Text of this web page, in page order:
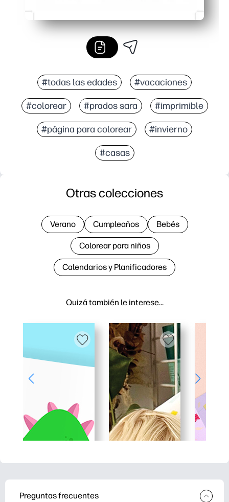
#todas las edades #vacaciones
#colorear #prados sara #imprimible
#página para colorear #invierno
#casas
Quizá también le interese…
Otras colecciones
Verano Cumpleaños Bebés
Colorear para niños
Calendarios y Planificadores
Preguntas frecuentes